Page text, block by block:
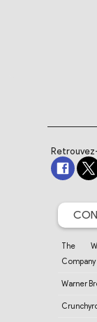
The
Company
Warner